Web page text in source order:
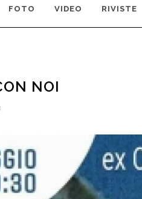
FOTO VIDEO RIVISTE
NOI